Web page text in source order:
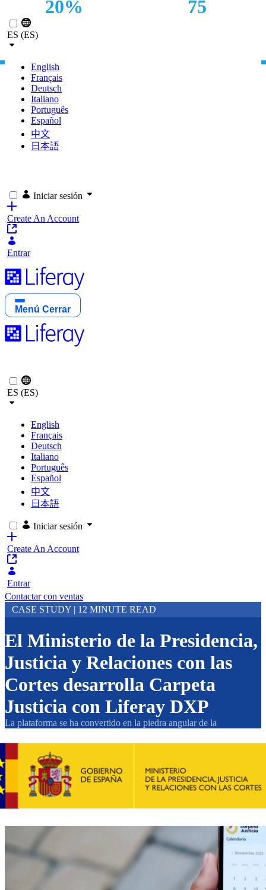
Saltar al contenido principal
ES (ES)
English
Français
Deutsch
Italiano
Português
Español
中文
日本語
Iniciar sesión
Create An Account
Entrar
Menú Cerrar
ES (ES)
English
Français
Deutsch
Italiano
Português
Español
中文
日本語
Iniciar sesión
Create An Account
Entrar
Contactar con ventas
CASE STUDY | 12 MINUTE READ
El Ministerio de la Presidencia,
Justicia y Relaciones con las
Cortes desarrolla Carpeta
Justicia con Liferay DXP
La plataforma se ha convertido en la piedra angular de la
Key Takeaways
20% 75